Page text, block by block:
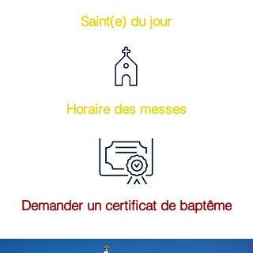
Saint(e) du jour
Horaire des messes
Demander un certificat de baptême